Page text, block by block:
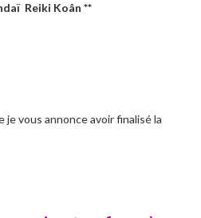
Reiki Koân **
je vous annonce avoir finalisé la